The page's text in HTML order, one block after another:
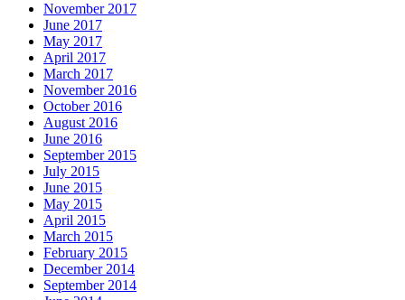
November 2017
June 2017
May 2017
April 2017
March 2017
November 2016
October 2016
August 2016
June 2016
September 2015
July 2015
June 2015
May 2015
April 2015
March 2015
February 2015
December 2014
September 2014